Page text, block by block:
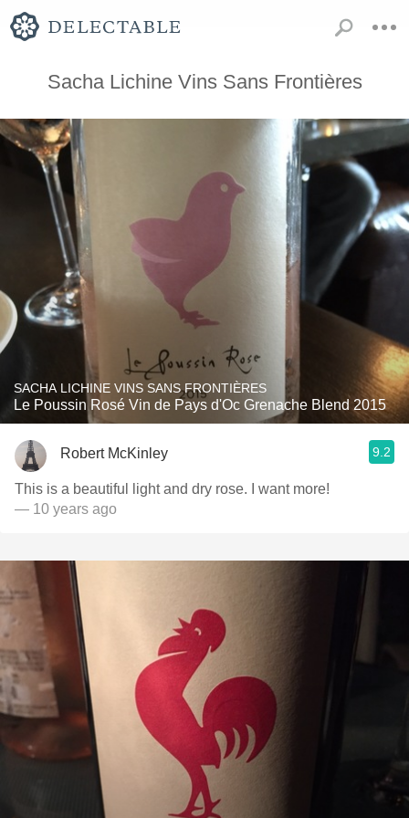
Sacha Lichine Vins Sans Frontières
SACHA LICHINE VINS SANS FRONTIÈRES
Le Poussin Rosé Vin de Pays d'Oc Grenache Blend 2015
Robert McKinley 9.2
This is a beautiful light and dry rose. I want more!
— 10 years ago